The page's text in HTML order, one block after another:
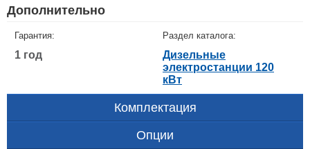
Дополнительно
Гарантия:
1 год
Раздел каталога:
Дизельные
электростанции 120
кВт
Комплектация
Опции